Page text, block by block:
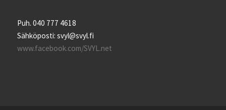
Puh. 040 777 4618
Sähköposti: svyl@svyl.fi
www.facebook.com/SVYL.net